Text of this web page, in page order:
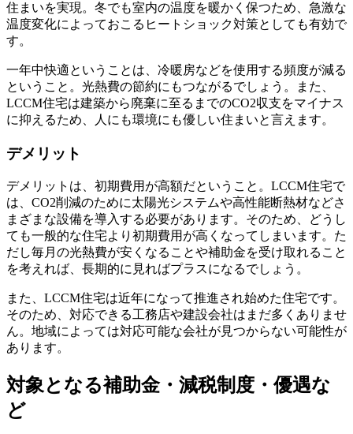
住まいを実現。冬でも室内の温度を暖かく保つため、急激な
温度変化によっておこるヒートショック対策としても有効で
す。
一年中快適ということは、冷暖房などを使用する頻度が減る
ということ。光熱費の節約にもつながるでしょう。また、
LCCM住宅は建築から廃棄に至るまでのCO2収支をマイナス
に抑えるため、人にも環境にも優しい住まいと言えます。
デメリット
デメリットは、初期費用が高額だということ。LCCM住宅で
は、CO2削減のために太陽光システムや高性能断熱材などさ
まざまな設備を導入する必要があります。そのため、どうし
ても一般的な住宅より初期費用が高くなってしまいます。た
だし毎月の光熱費が安くなることや補助金を受け取れること
を考えれば、長期的に見ればプラスになるでしょう。
また、LCCM住宅は近年になって推進され始めた住宅です。
そのため、対応できる工務店や建設会社はまだ多くありませ
ん。地域によっては対応可能な会社が見つからない可能性が
あります。
対象となる補助金・減税制度・優遇な
ど